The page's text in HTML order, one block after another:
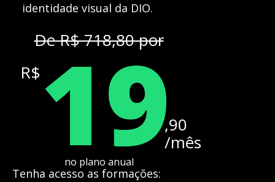
identidade visual da DIO.
De R$ 718,80 por
R$ 19,90
/mês
no plano anual
Tenha acesso as formações: